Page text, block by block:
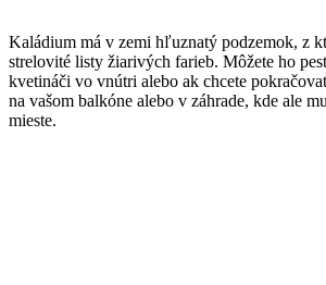
Kaládium má v zemi hľuznatý podzemok, z
strelovité listy žiarivých farieb. Môžete ho
kvetináči vo vnútri alebo ak chcete
na vašom balkóne alebo v záhrade, kde ale
mieste.